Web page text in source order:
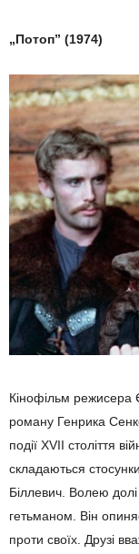
„Потоп” (1974)
Кінофільм
роману Генрика
події XVII століття
складаються
Біллевич. Волею долі
гетьманом. Він
проти своїх. Друзі